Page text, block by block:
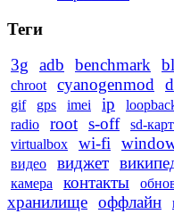
Теги
3g
adb benchmark
chroot
cyanogenmod
gif gps imei ip
radio
root s-off sd-
virtualbox wi-fi
видео виджет
камера контакты
хранилище оффлайн